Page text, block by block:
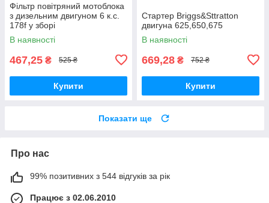
Фільтр повітряний мотоблока
з дизельним двигуном 6 к.с.
178f у зборі
В наявності
467,25 ₴ 525 ₴
Купити
Стартер Briggs&Sttratton
двигуна 625,650,675
В наявності
669,28 ₴ 752 ₴
Купити
Показати ще
Про нас
99% позитивних з 544 відгуків за рік
Працює з 02.06.2010